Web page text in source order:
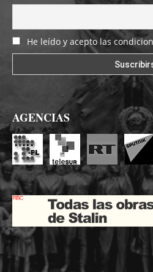
He leído y acepto las
AGENCIAS